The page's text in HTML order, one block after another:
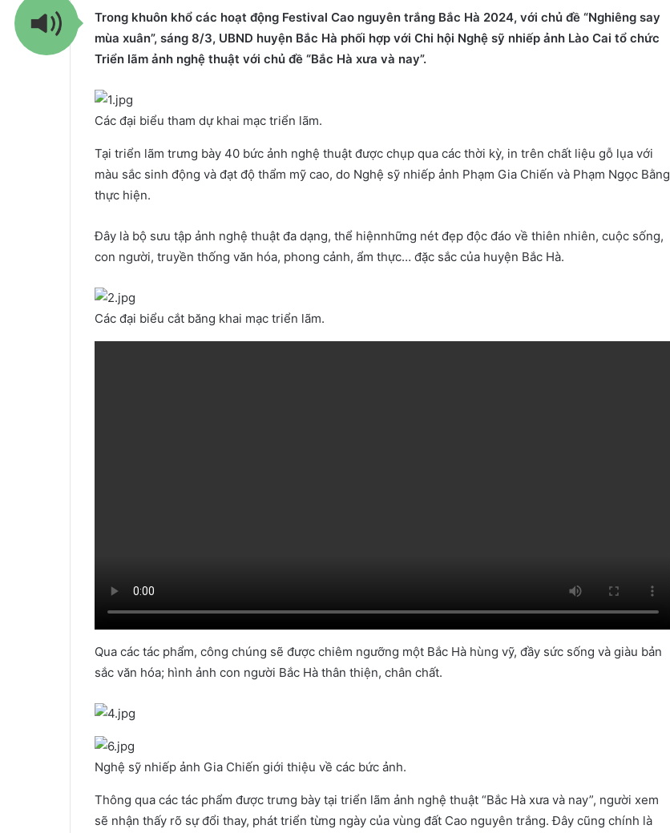
Trong khuôn khổ các hoạt động Festival Cao nguyên trắng Bắc Hà 2024, với chủ đề “Nghiêng say
mùa xuân”, sáng 8/3, UBND huyện Bắc Hà phối hợp với Chi hội Nghệ sỹ nhiếp ảnh Lào Cai tổ chức
Triển lãm ảnh nghệ thuật với chủ đề “Bắc Hà xưa và nay”.
Các đại biểu tham dự khai mạc triển lãm.
Tại triển lãm trưng bày 40 bức ảnh nghệ thuật được chụp qua các thời kỳ, in trên chất liệu gỗ lụa với
màu sắc sinh động và đạt độ thẩm mỹ cao, do Nghệ sỹ nhiếp ảnh Phạm Gia Chiến và Phạm Ngọc Bằng
thực hiện.
Đây là bộ sưu tập ảnh nghệ thuật đa dạng, thể hiệnnhững nét đẹp độc đáo về thiên nhiên, cuộc sống,
con người, truyền thống văn hóa, phong cảnh, ẩm thực… đặc sắc của huyện Bắc Hà.
Các đại biểu cắt băng khai mạc triển lãm.
Qua các tác phẩm, công chúng sẽ được chiêm ngưỡng một Bắc Hà hùng vỹ, đầy sức sống và giàu bản
sắc văn hóa; hình ảnh con người Bắc Hà thân thiện, chân chất.
Nghệ sỹ nhiếp ảnh Gia Chiến giới thiệu về các bức ảnh.
Thông qua các tác phẩm được trưng bày tại triển lãm ảnh nghệ thuật “Bắc Hà xưa và nay”, người xem
sẽ nhận thấy rõ sự đổi thay, phát triển từng ngày của vùng đất Cao nguyên trắng. Đây cũng chính là